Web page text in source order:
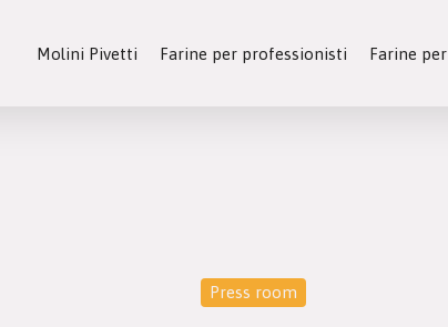
Molini Pivetti Farine per professionisti Farine
Press room